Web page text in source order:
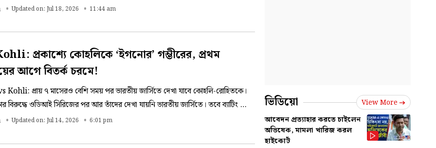
পারেননি। এর ফলেই শুরু হয়েছিল জল্পনা, তাহলে কি লর্ডসেই বিদায় রোহিতের?
Updated on: Jul 18, 2026 11:44 am
প্রকাশ্যে কোহলিকে ‘ইগনোর’ গম্ভীরের, প্রথম
আগে বিতর্ক চরমে!
প্রায় ৭ মাসেরও বেশি সময় পর ভারতীয় জার্সিতে দেখা যাবে কোহলি-রোহিতকে।
বিরুদ্ধে ওডিআই সিরিজের পর আর তাঁদের দেখা যায়নি ভারতীয় জার্সিতে। তবে ব্যাটিং কোচ
এর সঙ্গে গম্ভীরকে কথা বলতে দেখা গেলেও কোহলির সঙ্গে তিনি কোনও কথা বলেননি।
Updated on: Jul 14, 2026 6:01 pm
ভিডিয়ো View More
আবেদন প্রত্যাহার করতে চাইলেন
অভিষেক, মামলা খারিজ করল
হাইকোর্ট